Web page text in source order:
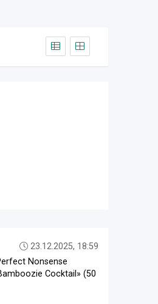
23.12.2025, 18:59
Nonsense
Cocktail» (50